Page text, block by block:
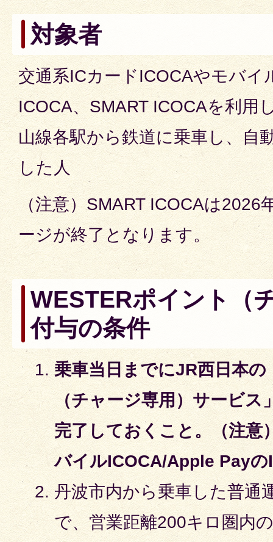
対象者
交通系ICカードICOCAやモバイ
ICOCA、SMART ICOCAを利用
山線各駅から鉄道に乗車し、自
した人
（注意）SMART ICOCAは
ージが終了となります。
WESTERポイント（
付与の条件
乗車当日までにJR西日本
（チャージ専用）サービス
完了しておくこと。（注意
バイルICOCA/Apple Payの
丹波市内から乗車した普通
で、営業距離200キロ圏内